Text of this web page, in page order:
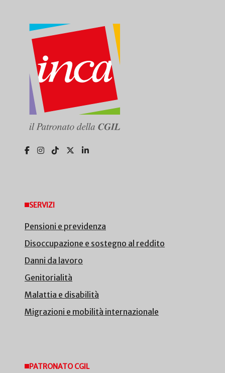
SERVIZI
Pensioni e previdenza
Disoccupazione e sostegno al reddito
Danni da lavoro
Genitorialità
Malattia e disabilità
Migrazioni e mobilità internazionale
PATRONATO CGIL